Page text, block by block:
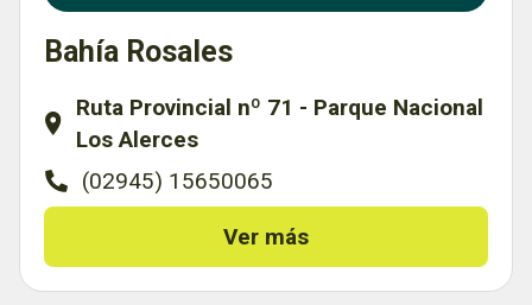
Bahía Rosales
Ruta Provincial nº 71 - Parque Nacional
Los Alerces
(02945) 15650065
Ver más